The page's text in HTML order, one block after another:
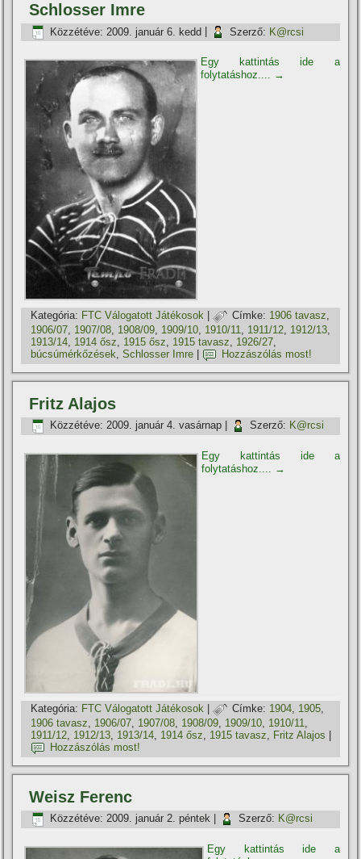
Schlosser Imre
Közzétéve: 2009. január 6. kedd Szerző: K@rcsi
Egy kattintás ide a
folytatáshoz.... →
Kategória: FTC Válogatott Játékosok | Címke: 1906 tavasz,
1906/07 1907/08 1908/09 1909/10 1910/11 1911/12 1912/13
1913/14 1914 ősz 1915 ősz 1915 tavasz 1926/27
búcsúmérkőzések,Schlosser Imre Hozzászólás most!
Fritz Alajos
Közzétéve: 2009. január 4. vasárnap Szerző: K@rcsi
Egy kattintás ide a
folytatáshoz....
→
Kategória: FTC Válogatott Játékosok | Címke: 1904, 1905,
1906 tavasz, 1906/07, 1907/08, 1908/09, 1909/10, 1910/11,
1911/12, 1912/13, 1913/14, 1914 ősz, 1915 tavasz, Fritz Alajos
Hozzászólás most!
Weisz Ferenc
Közzétéve: 2009. január 2. péntek Szerző: K@rcsi
Egy kattintás ide a